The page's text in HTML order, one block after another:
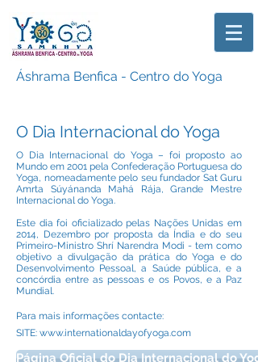
Áshrama Benfica - Centro do Yoga
O Dia Internacional do Yoga
O Dia Internacional do Yoga – foi proposto ao
Mundo em 2001 pela Confederação Portuguesa do
Yoga, nomeadamente pelo seu fundador Sat Guru
Amrta Súyánanda Mahá Rája, Grande Mestre
Internacional do Yoga.
Este dia foi oficializado pelas Nações Unidas em
2014, Dezembro por proposta da Índia e do seu
Primeiro-Ministro Shrí Narendra Modi - tem como
objetivo a divulgação da prática do Yoga e do
Desenvolvimento Pessoal, a Saúde pública, e a
concórdia entre as pessoas e os Povos, e a Paz
Mundial.
Para mais informações contacte:
SITE: www.internationaldayofyoga.com
Página Oficial do Dia Internacional do